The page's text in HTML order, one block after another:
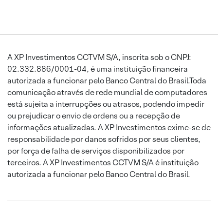
A XP Investimentos CCTVM S/A, inscrita sob o CNPJ:
02.332.886/0001-04, é uma instituição financeira
autorizada a funcionar pelo Banco Central do Brasil.Toda
comunicação através de rede mundial de computadores
está sujeita a interrupções ou atrasos, podendo impedir
ou prejudicar o envio de ordens ou a recepção de
informações atualizadas. A XP Investimentos exime-se de
responsabilidade por danos sofridos por seus clientes,
por força de falha de serviços disponibilizados por
terceiros. A XP Investimentos CCTVM S/A é instituição
autorizada a funcionar pelo Banco Central do Brasil.